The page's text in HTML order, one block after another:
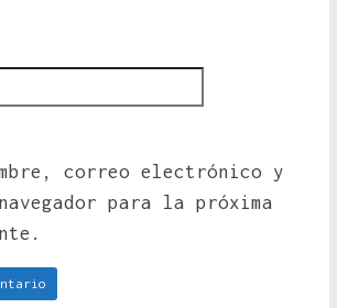
correo electrónico y
para la próxima